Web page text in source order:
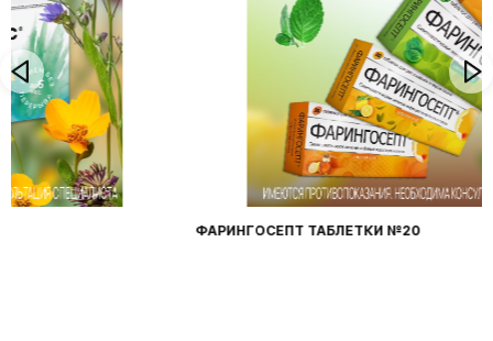
ФАРИНГОСЕПТ ТАБЛЕТКИ №20